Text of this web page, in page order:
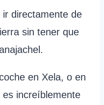
directamente de
sin tener que
en Xela, o en
increíblemente